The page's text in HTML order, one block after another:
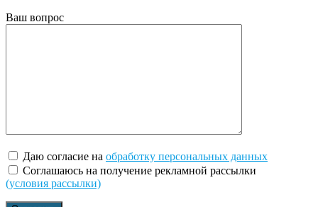
Ваш вопрос
Даю согласие на обработку персональных данных
Соглашаюсь на получение рекламной рассылки
(условия рассылки)